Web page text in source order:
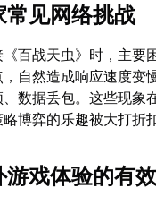
常见网络挑战
百战天虫》时，主要
自然造成响应速度变
数据丢包。这些现象
博弈的乐趣被大打折扣
游戏体验的有